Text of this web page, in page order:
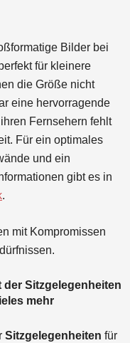
Bilder bei
für kleinere
die Größe nicht
eine hervorragende
Fernsehern fehlt
Für ein optimales
und ein
gibt es in
.
mit Kompromissen
der Sitzgelegenheiten
mehr
Sitzgelegenheiten für